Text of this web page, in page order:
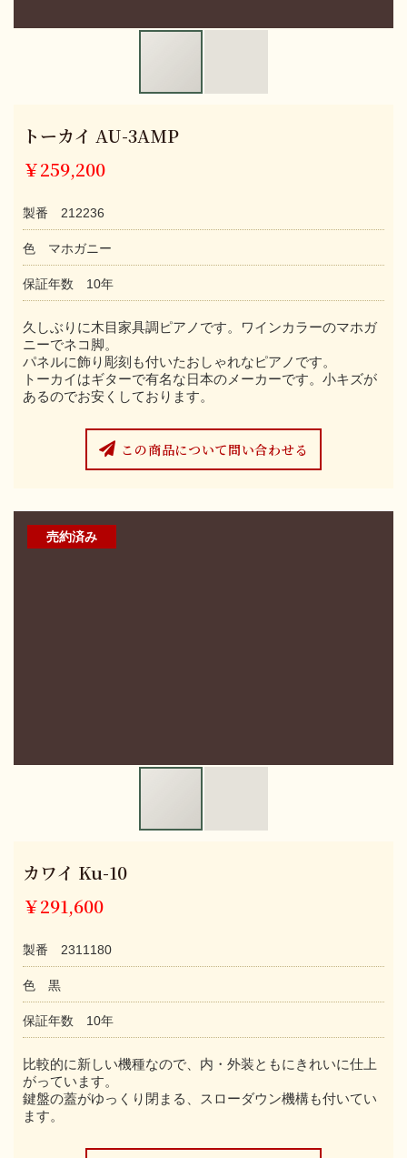
トーカイ AU-3AMP
￥259,200
製番 212236
色 マホガニー
保証年数 10年
久しぶりに木目家具調ピアノです。ワインカラーのマホガ
ニーでネコ脚。
パネルに飾り彫刻も付いたおしゃれなピアノです。
トーカイはギターで有名な日本のメーカーです。小キズが
あるのでお安くしております。
この商品について問い合わせる
売約済み
カワイ Ku-10
￥291,600
製番 2311180
色 黒
保証年数 10年
比較的に新しい機種なので、内・外装ともにきれいに仕上
がっています。
鍵盤の蓋がゆっくり閉まる、スローダウン機構も付いてい
ます。